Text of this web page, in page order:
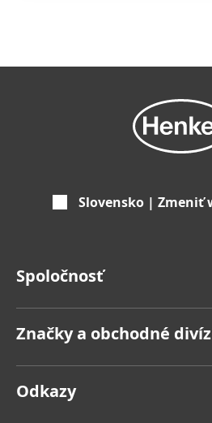
Slovensko | Zmeniť
Spoločnosť
Fakty a čísla
Značky a obchodné
Odkazy